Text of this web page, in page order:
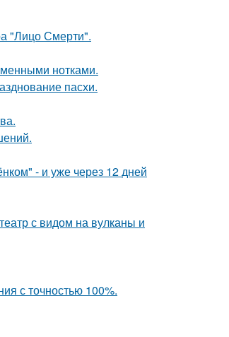
"Лицо Смерти".
нотками.
пасхи.
- и уже через 12 дней
с видом на вулканы и
с точностью 100%.